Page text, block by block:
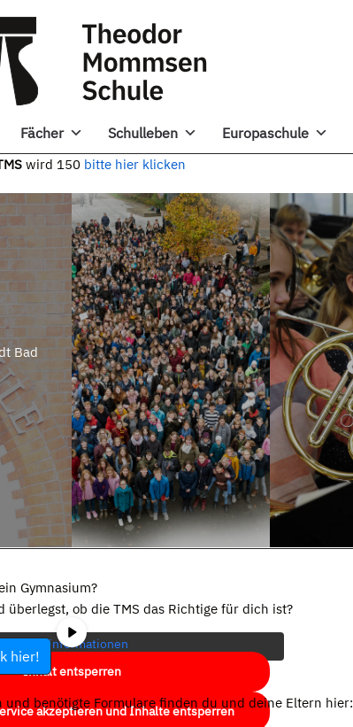
Fächer Schulleben Europaschule
wird 150 bitte hier klicken
Bad
klicken Sie auf die Schaltfläche unten.
dabei Daten an Drittanbieter weitergegeben
werden.
Mehr Informationen
Inhalt entsperren
akzeptieren und Inhalte entsperren
Gymnasium?
ob die TMS das Richtige für dich ist?
hier!
benötigte Formulare finden du und deine Eltern hier: